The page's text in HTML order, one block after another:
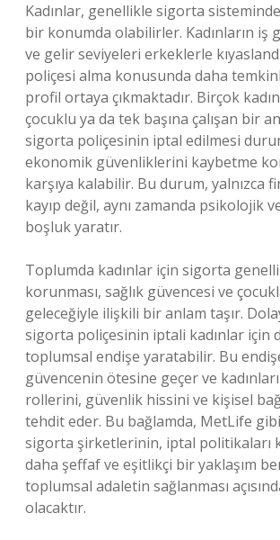
Kadınlar, genellikle sigorta
bir konumda olabilirler. Kadınların iş
ve gelir seviyeleri erkeklerle
poliçesi alma konusunda daha
profil ortaya çıkmaktadır. Birçok
çocuklu ya da tek başına çalışan bir
sigorta poliçesinin iptal edilmesi
ekonomik güvenliklerini kaybetme
karşıya kalabilir. Bu durum, yalnızca
kayıp değil, aynı zamanda psikolojik
boşluk yaratır.
Toplumda kadınlar için sigorta
korunması, sağlık güvencesi ve
geleceğiyle ilişkili bir anlam taşır.
sigorta poliçesinin iptali kadınlar için
toplumsal endişe yaratabilir. Bu
güvencenin ötesine geçer ve
rollerini, güvenlik hissini ve kişisel
tehdit eder. Bu bağlamda, MetLife
sigorta şirketlerinin, iptal politikaları
daha şeffaf ve eşitlikçi bir yaklaşım
toplumsal adaletin sağlanması
olacaktır.